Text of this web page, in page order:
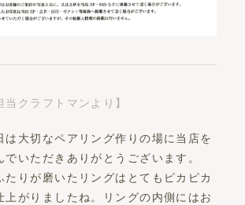
当クラフトマンより】
は大切なペアリング作りの場に当店を
でいただきありがとうございます。
たりが磨いたリングはとてもピカピカ
上がりましたね。リングの内側にはお